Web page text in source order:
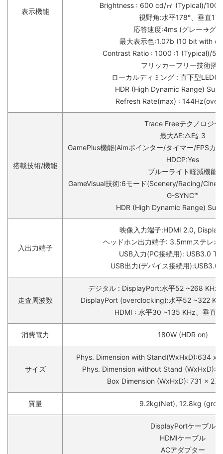
表示機能
Brightness : 600 cd/㎡ (Typical)/
視野角:水平178°、垂直
応答速度:4ms (グレー→グ
最大表示色:1.07b (10 bit with
Contrast Ratio : 1000 :1 (Typical)/
フリッカーフリー技術搭
ローカルディミング : 直下型
HDR (High Dynamic Range)
Refresh Rate(max) :
搭載技術/機能
Trace Freeテクノロジー
最大ΔE:△E≦ 3
GamePlus機能(Aimポインター/タイマー/FPSカ
HDCP:Yes
ブルーライト軽減機能
GameVisual技術:6モード(Scenery/Racing/
G-SYNC™
HDR (High Dynamic Range)
入出力端子
映像入力端子:HDMI 2.0,
ヘッドホン出力端子: 3.5mmステレオ
USB入力(PC接続用): USB3.0
USB出力(デバイス接続用):USB3.0
走査周波数
デジタル : DisplayPort:水平52 ~268 KHz
DisplayPort (overclocking):水平52 ~322
HDMI : 水平30 ~135 KHz、垂直
消費電力 180W (HDR on)
サイズ
Phys. Dimension with Stand(WxHxD):634 x
Phys. Dimension without Stand (WxHxD):
Box Dimension (WxHxD): 731 x
質量 9.2kg(Net), 12.8kg
DisplayPortケーブル
HDMIケーブル
ACアダプター